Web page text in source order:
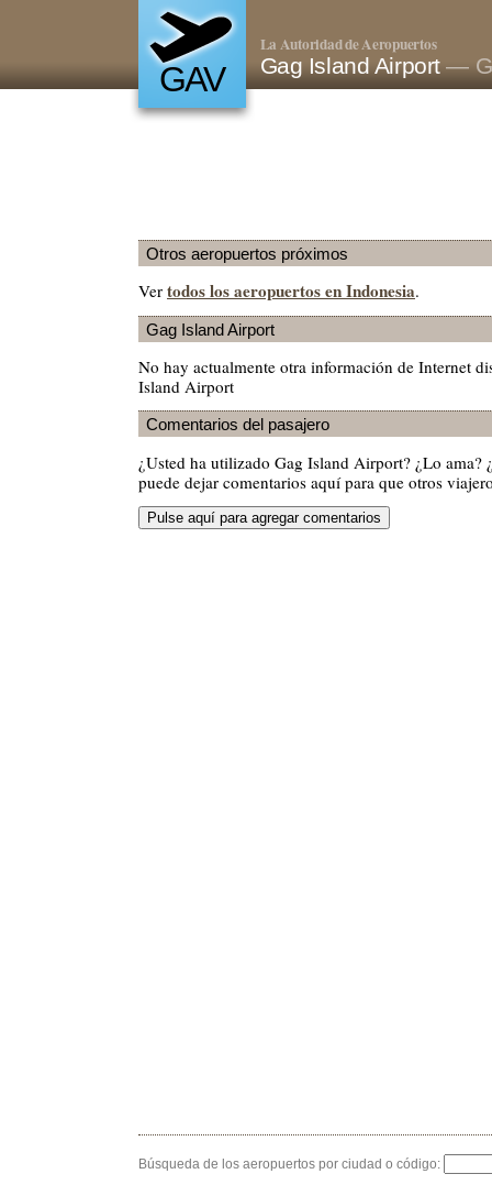
GAV
La Autoridad de Aeropuertos
Gag Island Airport—
Otros aeropuertos próximos
Ver todos los aeropuertos en Indonesia.
Gag Island Airport
No hay actualmente otra información de Internet
Island Airport
Comentarios del pasajero
¿Usted ha utilizado Gag Island Airport? ¿Lo ama?
puede dejar comentarios aquí para que otros
Búsqueda de los aeropuertos por ciudad o código: